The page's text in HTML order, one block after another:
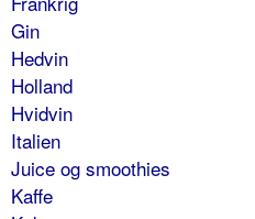
Gin
Hedvin
Holland
Hvidvin
Italien
Juice og smoothies
Kaffe